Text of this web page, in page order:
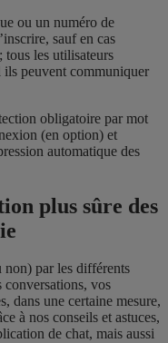
ou un numéro de
sauf en cas
les utilisateurs
peuvent communiquer
obligatoire par mot
(en option) et
automatique des
plus sûre des
non) par les différents
conversations, vos
dans une certaine mesure,
à nos conseils et astuces,
de chat, mais aussi